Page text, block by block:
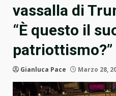
vassalla di
“È questo il
patriottismo?”
Gianluca Pace Marzo 28,